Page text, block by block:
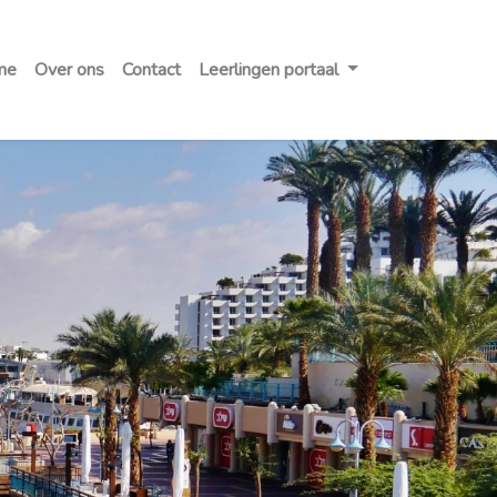
Over ons Contact Leerlingen portaal